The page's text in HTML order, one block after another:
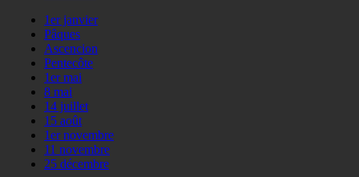
1er janvier
Pâques
Ascencion
Pentecôte
1er mai
8 mai
14 juillet
15 août
1er novembre
11 novembre
25 décembre